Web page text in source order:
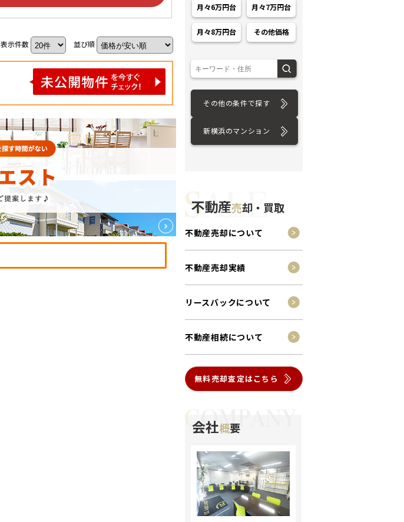
新横浜のマンション
SALE
売りたい
LEASE BACK
リースバック
COMPANY
会社概要
RECRUIT
採用情報
表示件数 並び順
月々6万円台 月々7万円台
月々8万円台 その他価格
その他の条件で探す
新横浜のマンション
不動産売却・買取
不動産売却について
不動産売却実績
リースバックについて
不動産相続について
無料売却査定はこちら
会社概要